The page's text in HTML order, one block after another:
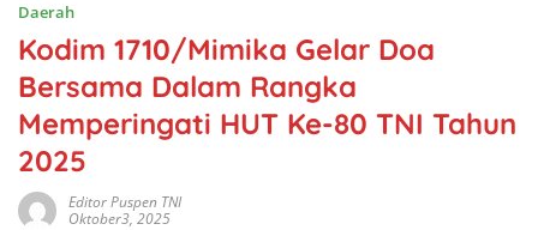
Daerah
Kodim 1710/Mimika Gelar Doa
Bersama Dalam Rangka
Memperingati HUT Ke-80 TNI Tahun
2025
Editor Puspen TNI
Oktober3, 2025